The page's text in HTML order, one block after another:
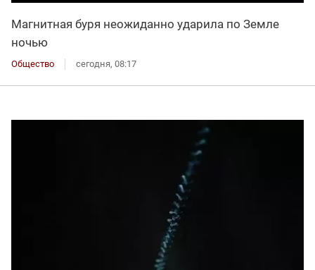
Магнитная буря неожиданно ударила по Земле
ночью
Общество сегодня, 08:17